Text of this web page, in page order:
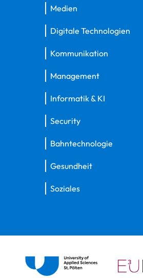
Medien
Digitale Technologien
Kommunikation
Management
Informatik & KI
Security
Bahntechnologie
Gesundheit
Soziales